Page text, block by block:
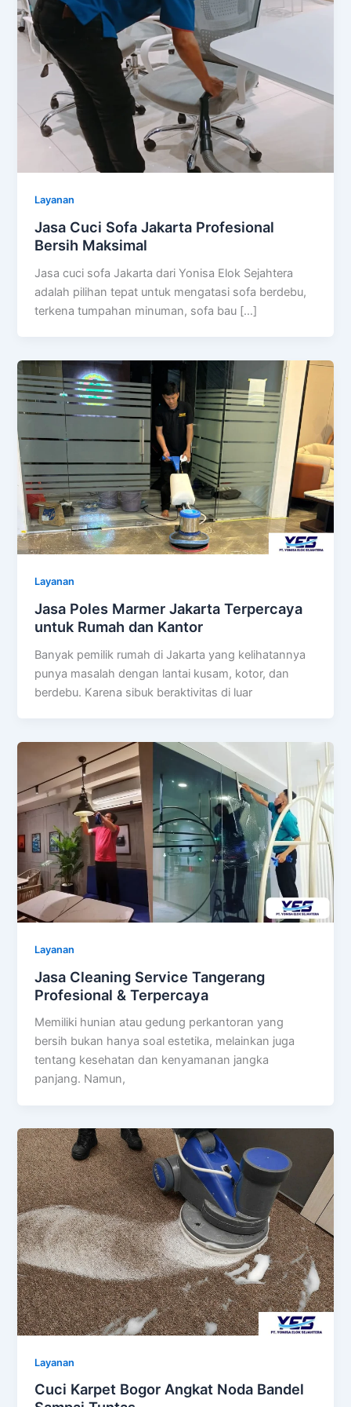
Layanan
Jasa Cuci Sofa Jakarta Profesional
Bersih Maksimal
Jasa cuci sofa Jakarta dari Yonisa Elok Sejahtera
adalah pilihan tepat untuk mengatasi sofa berdebu,
terkena tumpahan minuman, sofa bau […]
Layanan
Jasa Poles Marmer Jakarta Terpercaya
untuk Rumah dan Kantor
Banyak pemilik rumah di Jakarta yang kelihatannya
punya masalah dengan lantai kusam, kotor, dan
berdebu. Karena sibuk beraktivitas di luar
Layanan
Jasa Cleaning Service Tangerang
Profesional & Terpercaya
Memiliki hunian atau gedung perkantoran yang
bersih bukan hanya soal estetika, melainkan juga
tentang kesehatan dan kenyamanan jangka
panjang. Namun,
Layanan
Cuci Karpet Bogor Angkat Noda Bandel